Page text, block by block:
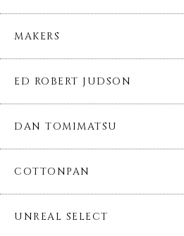
MAKERS
ED ROBERT JUDSON
DAN TOMIMATSU
COTTONPAN
UNREAL SELECT